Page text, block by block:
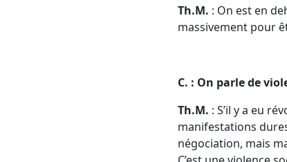
Th.M. : On est en
massivement pour
C. : On parle de
Th.M. : S’il y a eu
manifestations
négociation, mais